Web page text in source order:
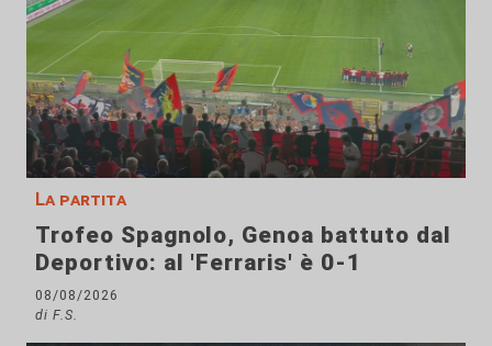
La partita
Trofeo Spagnolo, Genoa battuto dal
Deportivo: al 'Ferraris' è 0-1
08/08/2026
di F.S.